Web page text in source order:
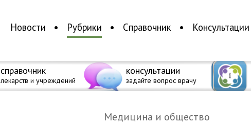
Новости Рубрики Справочник Консультации
справочник
лекарств и учреждений
консультации
задайте вопрос врачу
Медицина и общество